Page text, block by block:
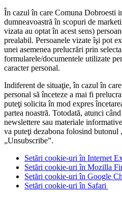
În cazul în care Comuna Dobroesti
dumneavoastră în scopuri de
vizata au optat în acest sens)
prealabil. Persoanele vizate îşi pot
unei asemenea prelucrări prin
formularele/documentele utilizate
caracter personal.
Indiferent de situaţie, în cazul în
personal să înceteze a mai fi
puteţi solicita în mod expres
partea noastră. Totodată, atunci
newslettere sau materiale
va puteţi dezabona folosind butonul
„Unsubscribe”.
Setări cookie-uri în Internet
Setări cookie-uri în Mozilla
Setări cookie-uri în Google
Setări cookie-uri în Safari